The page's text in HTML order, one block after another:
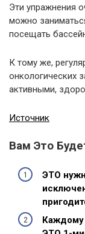
Эти упражнения
можно
посещать
К тому же,
онкологических
активными,
Источник
Вам Это
ЭТО
Каждому